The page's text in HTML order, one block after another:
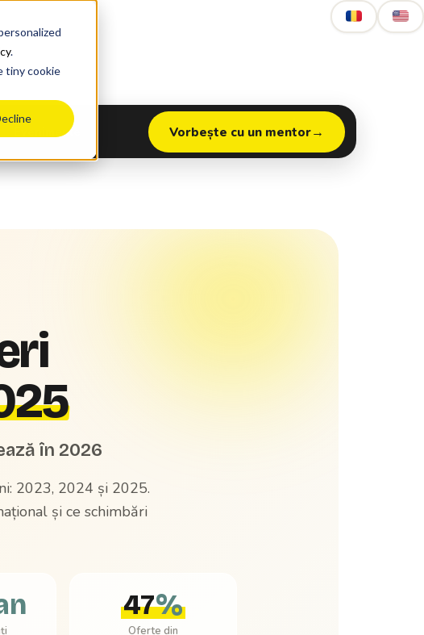
.
tiny cookie
Evenimente Vorbește cu un mentor
în 2026
2023, 2024 și 2025.
și ce schimbări
47%
Oferte din